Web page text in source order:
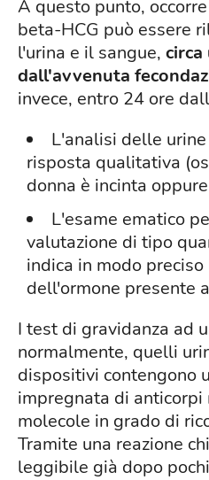
A questo punto,
beta-HCG può essere
l'urina e il sangue,
dall'avvenuta
invece, entro 24 ore
L'analisi delle
risposta qualitativa
donna è incinta
L'esame ematico
valutazione di tipo
indica in modo
dell'ormone presente
I test di gravidanza ad
normalmente, quelli
dispositivi contengono
impregnata di anticorpi
molecole in grado di
Tramite una reazione
leggibile già dopo